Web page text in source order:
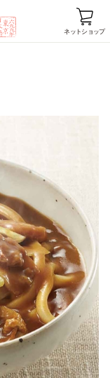
ネットショップ